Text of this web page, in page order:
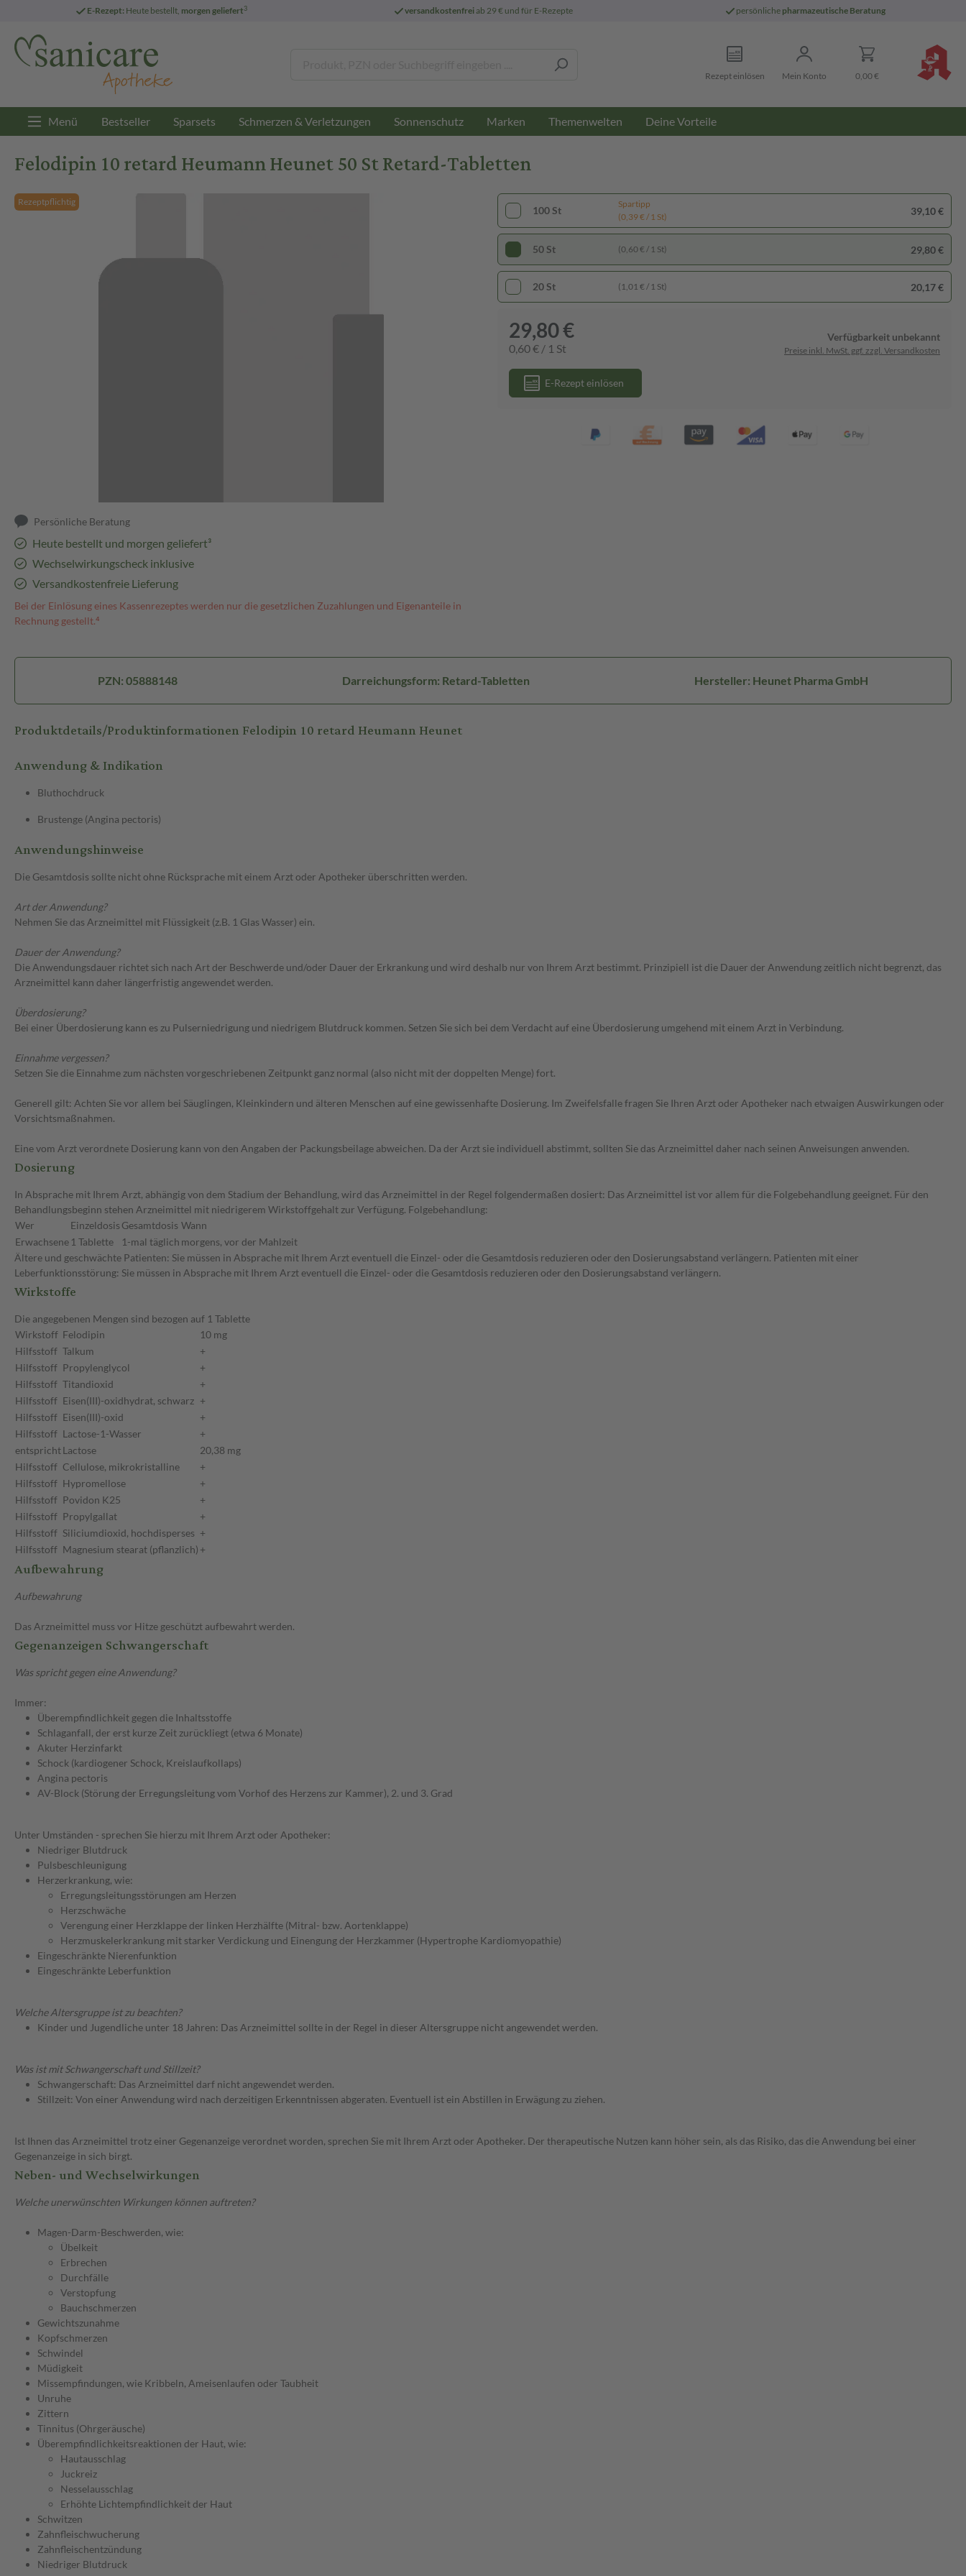
E-Rezept: Heute bestellt, morgen geliefert3 versandkostenfreiab 29 € und für E-Rezepte persönliche pharmazeutische Beratung
Rezept einlösen Mein Konto 0,00 €
Menü Bestseller Sparsets Schmerzen & Verletzungen Sonnenschutz Marken Themenwelten Deine Vorteile
Felodipin 10 retard Heumann Heunet 50 St Retard-Tabletten
Rezeptpflichtig
Persönliche Beratung
Heute bestellt und morgen geliefert³
Wechselwirkungscheck inklusive
Versandkostenfreie Lieferung
Bei der Einlösung eines Kassenrezeptes werden nur die gesetzlichen Zuzahlungen und Eigenanteile in
Rechnung gestellt.⁴
100 St
Spartipp
(0,39 € / 1 St)
39,10 €
50 St (0,60 € / 1 St) 29,80 €
20 St (1,01 € / 1 St) 20,17 €
29,80 €
0,60 € / 1 St
Verfügbarkeit unbekannt
Preise inkl. MwSt. ggf. zzgl. Versandkosten
E-Rezept einlösen
PZN: 05888148 Darreichungsform: Retard-Tabletten Hersteller: Heunet Pharma GmbH
Produktdetails/Produktinformationen Felodipin 10 retard Heumann Heunet
Anwendung & Indikation
Bluthochdruck
Brustenge (Angina pectoris)
Anwendungshinweise
Die Gesamtdosis sollte nicht ohne Rücksprache mit einem Arzt oder Apotheker überschritten werden.
Art der Anwendung?
Nehmen Sie das Arzneimittel mit Flüssigkeit (z.B. 1 Glas Wasser) ein.
Dauer der Anwendung?
Die Anwendungsdauer richtet sich nach Art der Beschwerde und/oder Dauer der Erkrankung und wird deshalb nur von Ihrem Arzt bestimmt. Prinzipiell ist die Dauer der Anwendung zeitlich nicht begrenzt, das
Arzneimittel kann daher längerfristig angewendet werden.
Überdosierung?
Bei einer Überdosierung kann es zu Pulserniedrigung und niedrigem Blutdruck kommen. Setzen Sie sich bei dem Verdacht auf eine Überdosierung umgehend mit einem Arzt in Verbindung.
Einnahme vergessen?
Setzen Sie die Einnahme zum nächsten vorgeschriebenen Zeitpunkt ganz normal (also nicht mit der doppelten Menge) fort.
Generell gilt: Achten Sie vor allem bei Säuglingen, Kleinkindern und älteren Menschen auf eine gewissenhafte Dosierung. Im Zweifelsfalle fragen Sie Ihren Arzt oder Apotheker nach etwaigen Auswirkungen oder
Vorsichtsmaßnahmen.
Eine vom Arzt verordnete Dosierung kann von den Angaben der Packungsbeilage abweichen. Da der Arzt sie individuell abstimmt, sollten Sie das Arzneimittel daher nach seinen Anweisungen anwenden.
Dosierung
In Absprache mit Ihrem Arzt, abhängig von dem Stadium der Behandlung, wird das Arzneimittel in der Regel folgendermaßen dosiert: Das Arzneimittel ist vor allem für die Folgebehandlung geeignet. Für den
Behandlungsbeginn stehen Arzneimittel mit niedrigerem Wirkstoffgehalt zur Verfügung. Folgebehandlung:
Wer
Einzeldosis Gesamtdosis Wann
Erwachsene 1 Tablette 1-mal täglich morgens, vor der Mahlzeit
Ältere und geschwächte Patienten: Sie müssen in Absprache mit Ihrem Arzt eventuell die Einzel- oder die Gesamtdosis reduzieren oder den Dosierungsabstand verlängern. Patienten mit einer
Leberfunktionsstörung: Sie müssen in Absprache mit Ihrem Arzt eventuell die Einzel- oder die Gesamtdosis reduzieren oder den Dosierungsabstand verlängern.
Wirkstoffe
Die angegebenen Mengen sind bezogen auf 1 Tablette
Wirkstoff Felodipin
10 mg
Hilfsstoff Talkum
+
Hilfsstoff Propylenglycol
+
Hilfsstoff Titandioxid
+
Hilfsstoff Eisen(III)-oxidhydrat, schwarz +
Hilfsstoff Eisen(III)-oxid
+
Hilfsstoff Lactose-1-Wasser
+
entsprichtLactose
20,38 mg
Hilfsstoff Cellulose, mikrokristalline
+
Hilfsstoff Hypromellose
+
Hilfsstoff Povidon K25
+
Hilfsstoff Propylgallat
+
Hilfsstoff Siliciumdioxid, hochdisperses +
Hilfsstoff Magnesium stearat (pflanzlich) +
Aufbewahrung
Aufbewahrung
Das Arzneimittel muss vor Hitze geschützt aufbewahrt werden.
Gegenanzeigen Schwangerschaft
Was spricht gegen eine Anwendung?
Immer:
Überempfindlichkeit gegen die Inhaltsstoffe
Schlaganfall, der erst kurze Zeit zurückliegt (etwa 6 Monate)
Akuter Herzinfarkt
Schock (kardiogener Schock, Kreislaufkollaps)
Angina pectoris
AV-Block (Störung der Erregungsleitung vom Vorhof des Herzens zur Kammer), 2. und 3. Grad
Unter Umständen - sprechen Sie hierzu mit Ihrem Arzt oder Apotheker:
Niedriger Blutdruck
Pulsbeschleunigung
Herzerkrankung, wie:
Erregungsleitungsstörungen am Herzen
Herzschwäche
Verengung einer Herzklappe der linken Herzhälfte (Mitral- bzw. Aortenklappe)
Herzmuskelerkrankung mit starker Verdickung und Einengung der Herzkammer (Hypertrophe Kardiomyopathie)
Eingeschränkte Nierenfunktion
Eingeschränkte Leberfunktion
Welche Altersgruppe ist zu beachten?
Kinder und Jugendliche unter 18 Jahren: Das Arzneimittel sollte in der Regel in dieser Altersgruppe nicht angewendet werden.
Was ist mit Schwangerschaft und Stillzeit?
Schwangerschaft: Das Arzneimittel darf nicht angewendet werden.
Stillzeit: Von einer Anwendung wird nach derzeitigen Erkenntnissen abgeraten. Eventuell ist ein Abstillen in Erwägung zu ziehen.
Ist Ihnen das Arzneimittel trotz einer Gegenanzeige verordnet worden, sprechen Sie mit Ihrem Arzt oder Apotheker. Der therapeutische Nutzen kann höher sein, als das Risiko, das die Anwendung bei einer
Gegenanzeige in sich birgt.
Neben- und Wechselwirkungen
Welche unerwünschten Wirkungen können auftreten?
Magen-Darm-Beschwerden, wie:
Übelkeit
Erbrechen
Durchfälle
Verstopfung
Bauchschmerzen
Gewichtszunahme
Kopfschmerzen
Schwindel
Müdigkeit
Missempfindungen, wie Kribbeln, Ameisenlaufen oder Taubheit
Unruhe
Zittern
Tinnitus (Ohrgeräusche)
Überempfindlichkeitsreaktionen der Haut, wie:
Hautausschlag
Juckreiz
Nesselausschlag
Erhöhte Lichtempfindlichkeit der Haut
Schwitzen
Zahnfleischwucherung
Zahnfleischentzündung
Niedriger Blutdruck